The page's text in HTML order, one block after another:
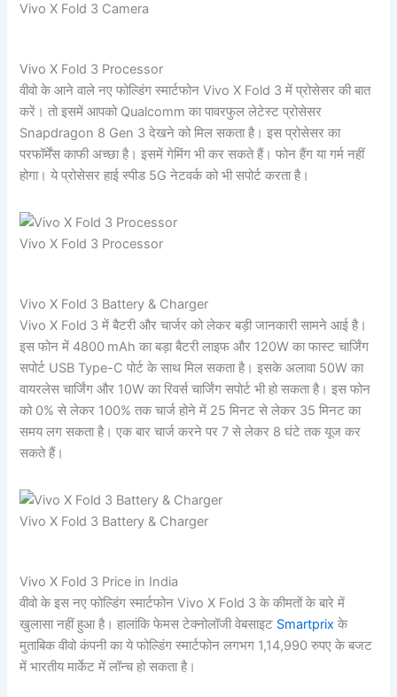
Vivo X Fold 3 Camera
Vivo X Fold 3 Processor
वीवो के आने वाले नए फोल्डिंग स्मार्टफोन Vivo X Fold 3 में प्रोसेसर की बात
करें। तो इसमें आपको Qualcomm का पावरफुल लेटेस्ट प्रोसेसर
Snapdragon 8 Gen 3 देखने को मिल सकता है। इस प्रोसेसर का
परफॉर्मेंस काफी अच्छा है। इसमें गेमिंग भी कर सकते हैं। फोन हैंग या गर्म नहीं
होगा। ये प्रोसेसर हाई स्पीड 5G नेटवर्क को भी सपोर्ट करता है।
Vivo X Fold 3 Processor
Vivo X Fold 3 Battery & Charger
Vivo X Fold 3 में बैटरी और चार्जर को लेकर बड़ी जानकारी सामने आई है।
इस फोन में 4800 mAh का बड़ा बैटरी लाइफ और 120W का फास्ट चार्जिंग
सपोर्ट USB Type-C पोर्ट के साथ मिल सकता है। इसके अलावा 50W का
वायरलेस चार्जिंग और 10W का रिवर्स चार्जिंग सपोर्ट भी हो सकता है। इस फोन
को 0% से लेकर 100% तक चार्ज होने में 25 मिनट से लेकर 35 मिनट का
समय लग सकता है। एक बार चार्ज करने पर 7 से लेकर 8 घंटे तक यूज कर
सकते हैं।
Vivo X Fold 3 Battery & Charger
Vivo X Fold 3 Price in India
वीवो के इस नए फोल्डिंग स्मार्टफोन Vivo X Fold 3 के कीमतों के बारे में
खुलासा नहीं हुआ है। हालांकि फेमस टेक्नोलॉजी वेबसाइट Smartprix के
मुताबिक वीवो कंपनी का ये फोल्डिंग स्मार्टफोन लगभग 1,14,990 रुपए के बजट
में भारतीय मार्केट में लॉन्च हो सकता है।